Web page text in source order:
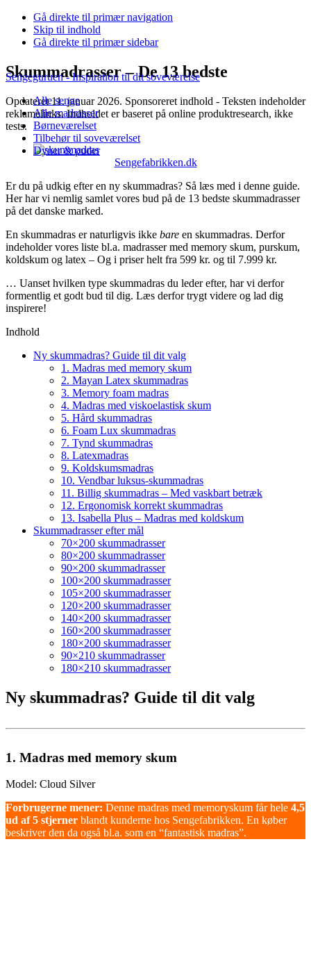
Gå direkte til primær navigation
Skip til indhold
Gå direkte til primær sidebar
Sengeguruen - Inspiration til dit soveværelse
Alle senge
Alle madrasser
Børneværelset
Tilbehør til soveværelset
Dyner & puder
Skummadrasser – De 13 bedste
Opdateret 11. januar 2026. Sponsoreret indhold - Teksten indeholder
reklamelinks. Indholdet er baseret på online produktresearch, ikke
tests.
Sengefabrikken.dk
Er du på udkig efter en ny skummadras? Så læs med i denne guide.
Her har vi nemlig samlet vores bud på de 13 bedste skummadrasser
på det danske marked.
En skummadras er naturligvis ikke bare en skummadras. Derfor
indeholder vores liste bl.a. madrasser med memory skum, purskum,
koldskum og latex – Og i priser helt fra 599 kr. og til 7.999 kr.
… Uanset hvilken type skummadras du leder efter, har vi derfor
formentlig et godt bud til dig. Læs derfor trygt videre og lad dig
inspirere!
Indhold
Ny skummadras? Guide til dit valg
1. Madras med memory skum
2. Mayan Latex skummadras
3. Memory foam madras
4. Madras med viskoelastisk skum
5. Hård skummadras
6. Foam Lux skummadras
7. Tynd skummadras
8. Latexmadras
9. Koldskumsmadras
10. Vendbar luksus-skummadras
11. Billig skummadras – Med vaskbart betræk
12. Ergonomisk korrekt skummadras
13. Isabella Plus – Madras med koldskum
Skummadrasser efter mål
70×200 skummadrasser
80×200 skummadrasser
90×200 skummadrasser
100×200 skummadrasser
105×200 skummadrasser
120×200 skummadrasser
140×200 skummadrasser
160×200 skummadrasser
180×200 skummadrasser
90×210 skummadrasser
180×210 skummadrasser
Ny skummadras? Guide til dit valg
1. Madras med memory skum
Model: Cloud Silver
Forbrugerne mener: Denne madras med memoryskum får hele 4,5
ud af 5 stjerner blandt kunderne hos Sengefabrikken. En køber
beskriver den da også bl.a. som en “fantastisk madras”.